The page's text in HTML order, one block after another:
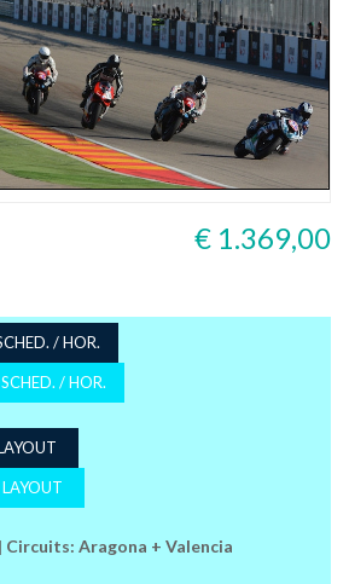
€ 1.369,00
/ HOR.
/ HOR.
Aragona + Valencia